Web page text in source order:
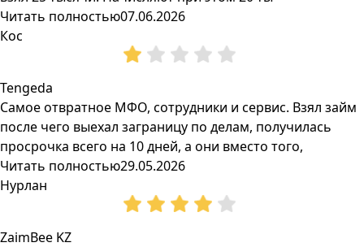
Читать полностью07.06.2026
Кос
Tengeda
Самое отвратное МФО, сотрудники и сервис. Взял займ
после чего выехал заграницу по делам, получилась
просрочка всего на 10 дней, а они вместо того,
Читать полностью29.05.2026
Нурлан
ZaimBee KZ